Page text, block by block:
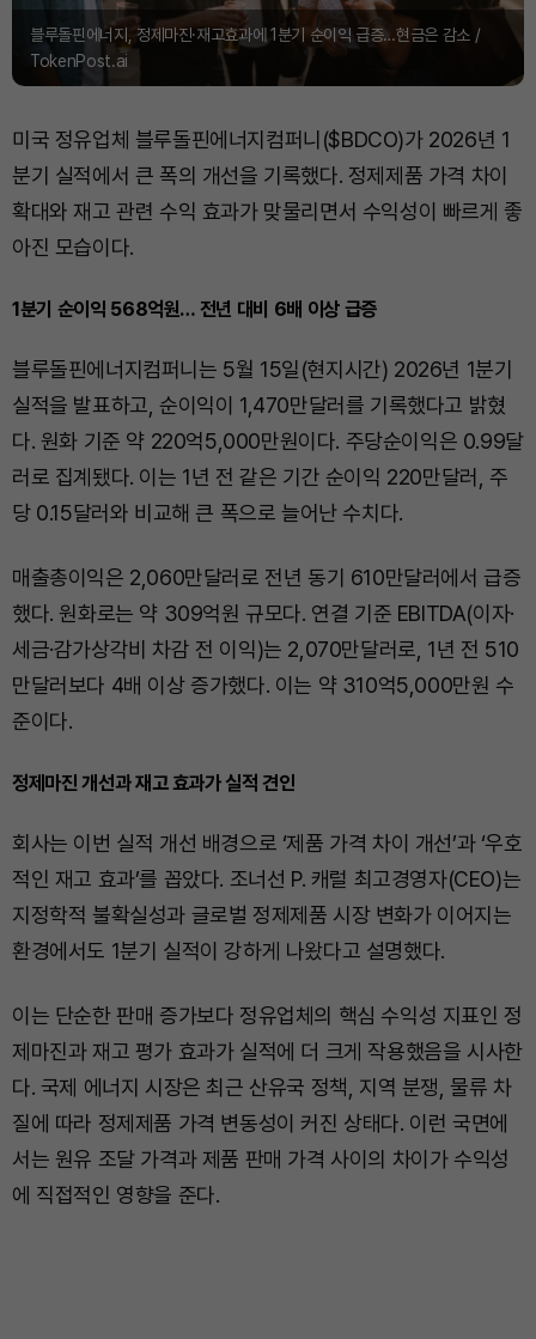
블루돌핀에너지, 정제마진·재고효과에 1분기 순이익 급증…현금은 감소 /
TokenPost.ai
미국 정유업체 블루돌핀에너지컴퍼니($BDCO)가 2026년 1
분기 실적에서 큰 폭의 개선을 기록했다. 정제제품 가격 차이
확대와 재고 관련 수익 효과가 맞물리면서 수익성이 빠르게 좋
아진 모습이다.
1분기 순이익 568억원… 전년 대비 6배 이상 급증
블루돌핀에너지컴퍼니는 5월 15일(현지시간) 2026년 1분기
실적을 발표하고, 순이익이 1,470만달러를 기록했다고 밝혔
다. 원화 기준 약 220억5,000만원이다. 주당순이익은 0.99달
러로 집계됐다. 이는 1년 전 같은 기간 순이익 220만달러, 주
당 0.15달러와 비교해 큰 폭으로 늘어난 수치다.
매출총이익은 2,060만달러로 전년 동기 610만달러에서 급증
했다. 원화로는 약 309억원 규모다. 연결 기준 EBITDA(이자·
세금·감가상각비 차감 전 이익)는 2,070만달러로, 1년 전 510
만달러보다 4배 이상 증가했다. 이는 약 310억5,000만원 수
준이다.
정제마진 개선과 재고 효과가 실적 견인
회사는 이번 실적 개선 배경으로 ‘제품 가격 차이 개선’과 ‘우호
적인 재고 효과’를 꼽았다. 조너선 P. 캐럴 최고경영자(CEO)는
지정학적 불확실성과 글로벌 정제제품 시장 변화가 이어지는
환경에서도 1분기 실적이 강하게 나왔다고 설명했다.
이는 단순한 판매 증가보다 정유업체의 핵심 수익성 지표인 정
제마진과 재고 평가 효과가 실적에 더 크게 작용했음을 시사한
다. 국제 에너지 시장은 최근 산유국 정책, 지역 분쟁, 물류 차
질에 따라 정제제품 가격 변동성이 커진 상태다. 이런 국면에
서는 원유 조달 가격과 제품 판매 가격 사이의 차이가 수익성
에 직접적인 영향을 준다.